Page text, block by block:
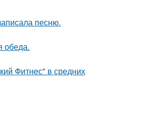
песню.
обеда.
Фитнес" в средних